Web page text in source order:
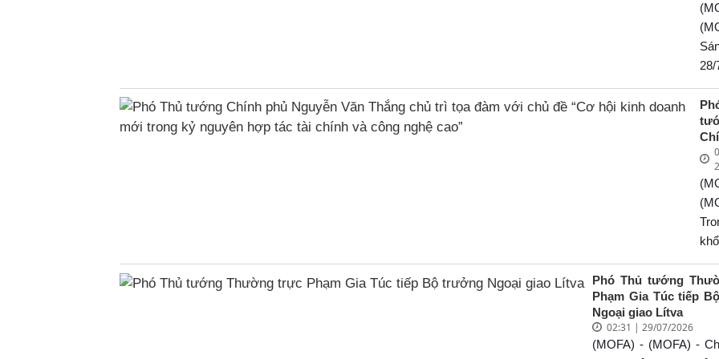
28/
Phó Thủ tướng
Phạm Gia Túc tiếp
Ngoại giao Lítva
02:31 | 29/07/2026
(MOFA) - (MOFA) -